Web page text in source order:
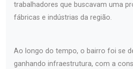
trabalhadores que buscavam uma
fábricas e indústrias da região.
Ao longo do tempo, o bairro foi se
ganhando infraestrutura, com a